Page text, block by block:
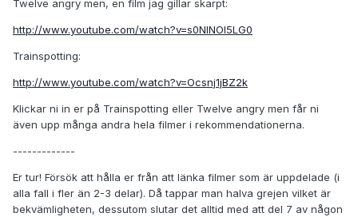
Twelve angry men, en film jag gillar skarpt:
http://www.youtube.com/watch?v=s0NlNOI5LG0
Trainspotting:
http://www.youtube.com/watch?v=Ocsnj1jBZ2k
Klickar ni in er på Trainspotting eller Twelve angry men får ni
även upp många andra hela filmer i rekommendationerna.
-------------
Er tur! Försök att hålla er från att länka filmer som är uppdelade (i
alla fall i fler än 2-3 delar). Då tappar man halva grejen vilket är
bekvämligheten, dessutom slutar det alltid med att del 7 av någon